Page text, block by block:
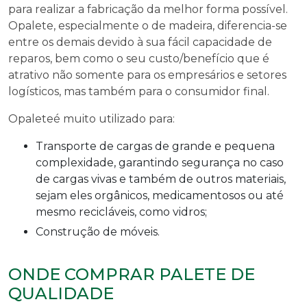
para realizar a fabricação da melhor forma possível.
Opalete, especialmente o de madeira, diferencia-se
entre os demais devido à sua fácil capacidade de
reparos, bem como o seu custo/benefício que é
atrativo não somente para os empresários e setores
logísticos, mas também para o consumidor final.
Opaleteé muito utilizado para:
Transporte de cargas de grande e pequena
complexidade, garantindo segurança no caso
de cargas vivas e também de outros materiais,
sejam eles orgânicos, medicamentosos ou até
mesmo recicláveis, como vidros;
Construção de móveis.
ONDE COMPRAR PALETE DE
QUALIDADE